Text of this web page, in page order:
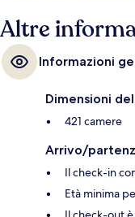
Altre
Informazioni
Dimensioni
421 camere
Arrivo/
Il check-in
Età minima